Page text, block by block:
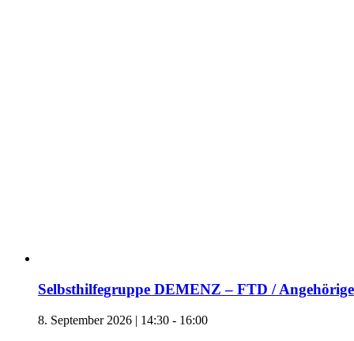
Selbsthilfegruppe DEMENZ – FTD /
8. September 2026 | 14:30 - 16:00